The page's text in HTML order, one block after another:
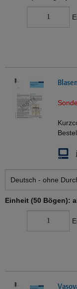
Einheit (50 Bögen):